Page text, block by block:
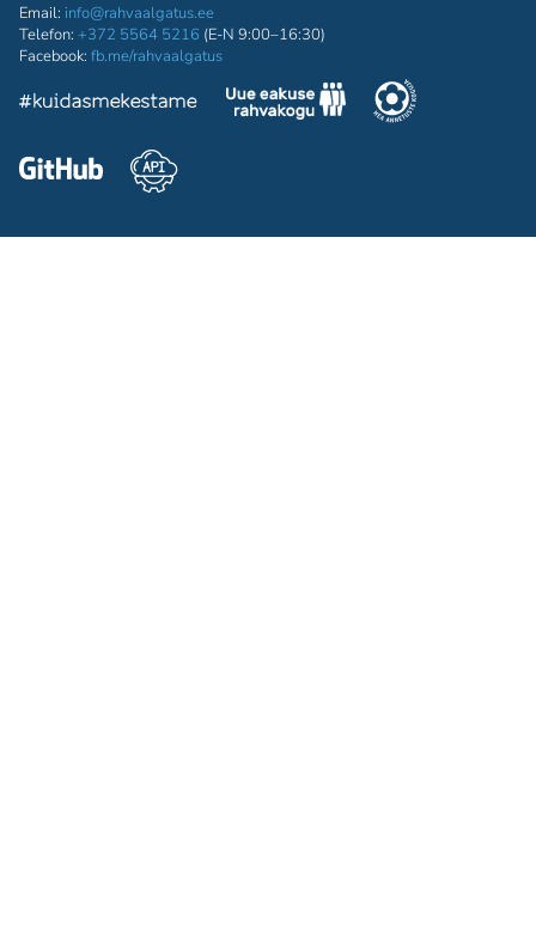
Email: info@rahvaalgatus.ee
Telefon: +372 5564 5216 (E-N 9:00–16:30)
Facebook: fb.me/rahvaalgatus